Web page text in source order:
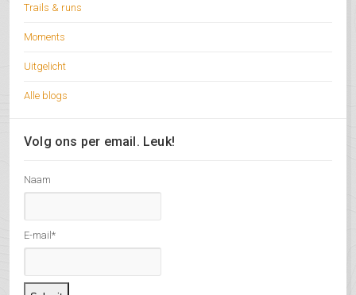
Trails & runs
Moments
Uitgelicht
Alle blogs
Volg ons per email. Leuk!
Naam
E-mail*